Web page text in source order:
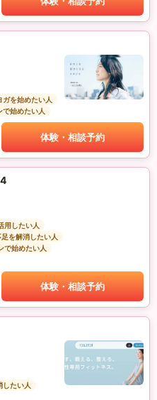
ガを始めたい人
で始めたい人
体験・相談予約
用したい人
を解消したい人
で始めたい人
体験・相談予約
したい人